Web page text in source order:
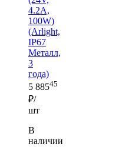
4.2A,
100W)
(Arlight,
IP67
Металл,
3
года)
5 88545
₽/
шт
В
наличии